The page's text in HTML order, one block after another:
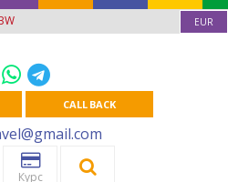
EUR
CALL BACK
Курс